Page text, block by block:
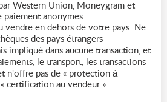
Western Union, Moneygram et
paiement anonymes
vendre en dehors de votre pays. Ne
des pays étrangers
impliqué dans aucune transaction, et
le transport, les transactions
n'offre pas de « protection à
« certification au vendeur »